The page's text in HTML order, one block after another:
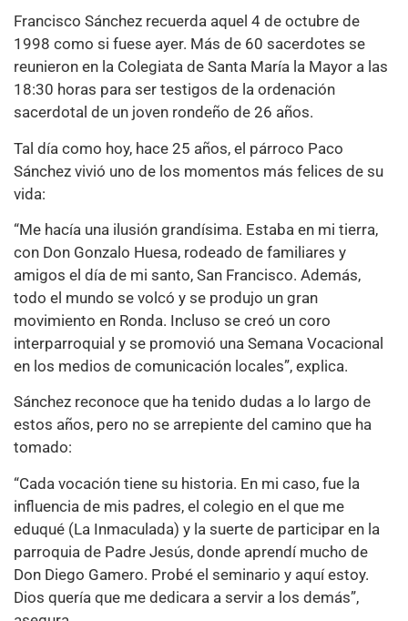
Francisco Sánchez recuerda aquel 4 de octubre de
1998 como si fuese ayer. Más de 60 sacerdotes se
reunieron en la Colegiata de Santa María la Mayor a las
18:30 horas para ser testigos de la ordenación
sacerdotal de un joven rondeño de 26 años.
Tal día como hoy, hace 25 años, el párroco Paco
Sánchez vivió uno de los momentos más felices de su
vida:
“Me hacía una ilusión grandísima. Estaba en mi tierra,
con Don Gonzalo Huesa, rodeado de familiares y
amigos el día de mi santo, San Francisco. Además,
todo el mundo se volcó y se produjo un gran
movimiento en Ronda. Incluso se creó un coro
interparroquial y se promovió una Semana Vocacional
en los medios de comunicación locales”, explica.
Sánchez reconoce que ha tenido dudas a lo largo de
estos años, pero no se arrepiente del camino que ha
tomado:
“Cada vocación tiene su historia. En mi caso, fue la
influencia de mis padres, el colegio en el que me
eduqué (La Inmaculada) y la suerte de participar en la
parroquia de Padre Jesús, donde aprendí mucho de
Don Diego Gamero. Probé el seminario y aquí estoy.
Dios quería que me dedicara a servir a los demás”,